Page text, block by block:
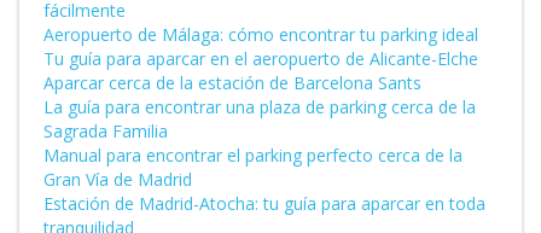
fácilmente
Aeropuerto de Málaga: cómo encontrar tu parking ideal
Tu guía para aparcar en el aeropuerto de Alicante-Elche
Aparcar cerca de la estación de Barcelona Sants
La guía para encontrar una plaza de parking cerca de la
Sagrada Familia
Manual para encontrar el parking perfecto cerca de la
Gran Vía de Madrid
Estación de Madrid-Atocha: tu guía para aparcar en toda
tranquilidad